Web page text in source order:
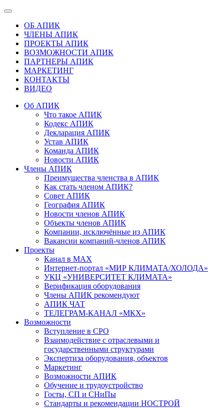
ОБ АПИК
ЧЛЕНЫ АПИК
ПРОЕКТЫ АПИК
ВОЗМОЖНОСТИ АПИК
ПАРТНЕРЫ АПИК
МАРКЕТИНГ
КОНТАКТЫ
ВИДЕО
Об АПИК
Что такое АПИК
Кодекс АПИК
Декларация АПИК
Устав АПИК
Команда АПИК
Новости АПИК
Члены АПИК
Преимущества членства в АПИК
Как стать членом АПИК?
Совет АПИК
География АПИК
Новости членов АПИК
Объекты членов АПИК
Компании, исключённые из АПИК
Вакансии компаний-членов АПИК
Проекты
Канал в MAX
Интернет-портал «МИР КЛИМАТА/ХОЛОДА»
УКЦ «УНИВЕРСИТЕТ КЛИМАТА»
Верификация оборудования
Члены АПИК рекомендуют
АПИК ЧАТ
ТЕЛЕГРАМ-КАНАЛ «МКХ»
Возможности
Вступление в СРО
Взаимодействие с отраслевыми и
государственными структурами
Экспертиза оборудования, объектов
Маркетинг
Возможности АПИК
Обучение и трудоустройство
Госты, СП и СНиПы
Стандарты и рекомендации НОСТРОЙ